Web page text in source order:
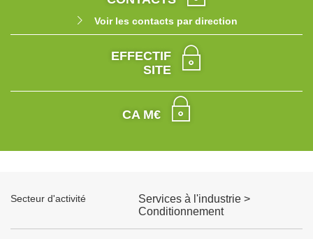
Voir les contacts par direction
EFFECTIF
SITE
CA M€
Secteur d'activité
Services à l'industrie >
Conditionnement